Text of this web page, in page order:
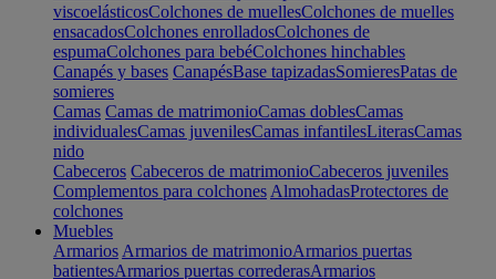
viscoelásticosColchones de muellesColchones de muelles
ensacadosColchones enrolladosColchones de
espumaColchones para bebéColchones hinchables
Canapés y bases CanapésBase tapizadasSomieresPatas de
somieres
Camas Camas de matrimonioCamas doblesCamas
individualesCamas juvenilesCamas infantilesLiterasCamas
nido
Cabeceros Cabeceros de matrimonioCabeceros juveniles
Complementos para colchones AlmohadasProtectores de
colchones
Muebles
Armarios Armarios de matrimonioArmarios puertas
batientesArmarios puertas correderasArmarios